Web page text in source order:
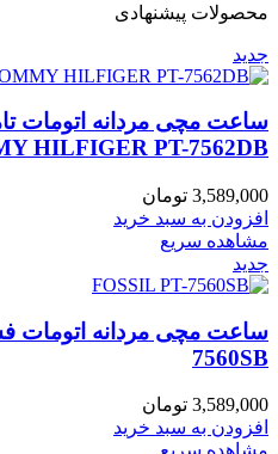
محصولات پیشنهادی
جدید
ساعت مچی مردانه اتومات
HILFIGER PT-7562DB
3,589,000 تومان
افزودن به سبد خرید
مشاهده سریع
جدید
7560SB
3,589,000 تومان
افزودن به سبد خرید